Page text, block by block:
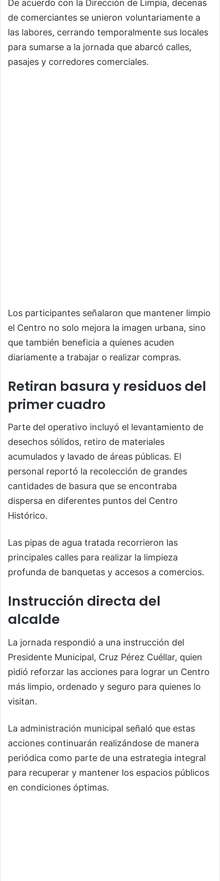
De acuerdo con la Dirección de Limpia, decenas
de comerciantes se unieron voluntariamente a
las labores, cerrando temporalmente sus locales
para sumarse a la jornada que abarcó calles,
pasajes y corredores comerciales.
Los participantes señalaron que mantener limpio
el Centro no solo mejora la imagen urbana, sino
que también beneficia a quienes acuden
diariamente a trabajar o realizar compras.
Retiran basura y residuos del
primer cuadro
Parte del operativo incluyó el levantamiento de
desechos sólidos, retiro de materiales
acumulados y lavado de áreas públicas. El
personal reportó la recolección de grandes
cantidades de basura que se encontraba
dispersa en diferentes puntos del Centro
Histórico.
Las pipas de agua tratada recorrieron las
principales calles para realizar la limpieza
profunda de banquetas y accesos a comercios.
Instrucción directa del
alcalde
La jornada respondió a una instrucción del
Presidente Municipal, Cruz Pérez Cuéllar, quien
pidió reforzar las acciones para lograr un Centro
más limpio, ordenado y seguro para quienes lo
visitan.
La administración municipal señaló que estas
acciones continuarán realizándose de manera
periódica como parte de una estrategia integral
para recuperar y mantener los espacios públicos
en condiciones óptimas.